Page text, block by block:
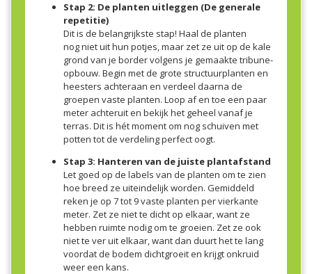
Stap 2: De planten uitleggen (De generale
repetitie)
Dit is de belangrijkste stap! Haal de planten
nog niet uit hun potjes, maar zet ze uit op de kale
grond van je border volgens je gemaakte tribune-
opbouw. Begin met de grote structuurplanten en
heesters achteraan en verdeel daarna de
groepen vaste planten. Loop af en toe een paar
meter achteruit en bekijk het geheel vanaf je
terras. Dit is hét moment om nog schuiven met
potten tot de verdeling perfect oogt.
Stap 3: Hanteren van de juiste plantafstand
Let goed op de labels van de planten om te zien
hoe breed ze uiteindelijk worden. Gemiddeld
reken je op 7 tot 9 vaste planten per vierkante
meter. Zet ze niet te dicht op elkaar, want ze
hebben ruimte nodig om te groeien. Zet ze ook
niet te ver uit elkaar, want dan duurt het te lang
voordat de bodem dichtgroeit en krijgt onkruid
weer een kans.